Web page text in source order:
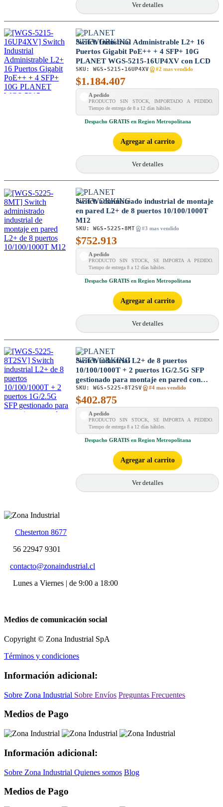
Ver detalles
Switch Industrial Administrable L2+ 16
Puertos Gigabit PoE++ + 4 SFP+ 10G
PLANET WGS-5215-16UP4XV con LCD
SKU: WGS-5215-16UP4XV #2 mas vendido
$1.184.407
A pedido
PRODUCTO SIN STOCK, IMPORTADO A PEDIDO.
Tiempo de entrega de 8 a 12 días hábiles.
Despacho GRATIS en Region Metropolitana
Agregar al carrito
Ver detalles
Switch administrado industrial de montaje
en pared L2+ de 8 puertos 10/100/1000T
M12
SKU: WGS-5225-8MT #3 mas vendido
$752.913
A pedido
PRODUCTO SIN STOCK, SE IMPORTA A PEDIDO.
Tiempo de entrega 8 a 12 días hábiles.
Despacho GRATIS en Region Metropolitana
Agregar al carrito
Ver detalles
Switch industrial L2+ de 8 puertos
10/100/1000T + 2 puertos 1G/2.5G SFP
gestionado para montaje en pared con
pantalla táctil LCD
SKU: WGS-5225-8T2SV #4 mas vendido
$402.875
A pedido
PRODUCTO SIN STOCK, SE IMPORTA A PEDIDO.
Tiempo de entrega 8 a 12 días hábiles.
Despacho GRATIS en Region Metropolitana
Agregar al carrito
Ver detalles
Chesterton 8677
56 22947 9301
contacto@zonaindustrial.cl
Lunes a Viernes | de 9:00 a 18:00
Medios de comunicación social
Copyright © Zona Industrial SpA
Términos y condiciones
Información adicional:
Sobre Zona Industrial Sobre Envíos Preguntas Frecuentes
Medios de Pago
Información adicional:
Sobre Zona Industrial Quienes somos Blog
Medios de Pago